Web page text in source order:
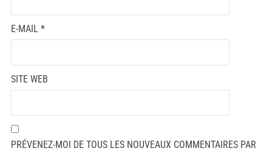
E-MAIL *
SITE WEB
PRÉVENEZ-MOI DE TOUS LES NOUVEAUX COMMENTAIRES PAR